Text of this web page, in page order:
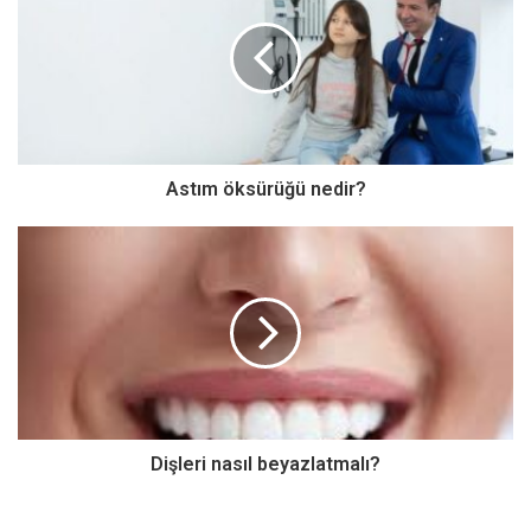
değil, baba tarafındaki hala veya babaanneden aktarılan
genler de aynı riski oluşturuyor. Özellikle birinci derece
akrabalarında iki meme kanseri tanısı alan kadınların 25
yaşından sonra düzenli kontrollere gitmeleri öneriliyor”
40 yaşından sonra her yıl düzenli meme muayenesi
yapılmalı
Meme kanserine yakalanma riski 40 yaşından sonra artıyor.
Türkiye’deki meme kanserine yakalanması yaşının ortalama
olarak 51 olduğunu belirten Genel Cerrahi Uzmanı Prof. Dr.
Metin Çakmakçı, “Meme kanserinde erken tanı oldukça
önemli. Erken tanı ile tedavideki başarı oranı yüzde 90’ı
geçiyor. Dolasıyla erken tanının hayat kurtardığını
söyleyebiliriz. Erken tanı için ise 40 yaşından sonra her yıl
Astım öksürüğü nedir?
Dişleri nasıl beyazlatmalı?